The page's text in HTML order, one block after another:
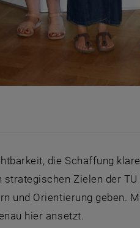
die Schaffung
Zielen der
und Orientierung geben.
hier ansetzt.